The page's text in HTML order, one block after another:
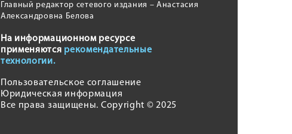
Главный редактор сетевого издания – Анастасия
Александровна Белова
На информационном ресурсе
применяются рекомендательные
технологии.
Пользовательское соглашение
Юридическая информация
Все права защищены. Copyright © 2025